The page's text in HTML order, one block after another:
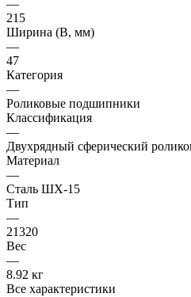
—
215
Ширина (B, мм)
—
47
Категория
—
Роликовые подшипники
Классификация
—
Двухрядный сферический
Материал
—
Сталь ШХ-15
Тип
—
21320
Вес
—
8.92 кг
Все характеристики